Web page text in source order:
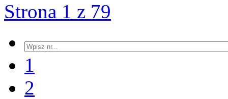
Strona 1 z 79
1
2